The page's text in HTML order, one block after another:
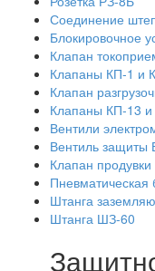
Соединение
Блокировочное
Клапан
Клапаны КП-1 и
Клапан
Клапаны КП-13
Вентили
Вентиль защиты
Клапан
Пневматическая
Штанга
Штанга ШЗ-60